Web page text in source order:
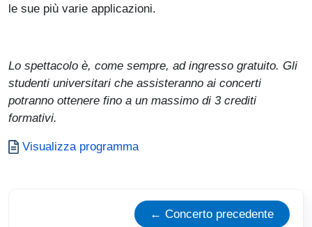
le sue più varie applicazioni.
Lo spettacolo è, come sempre, ad ingresso gratuito. Gli
studenti universitari che assisteranno ai concerti
potranno ottenere fino a un massimo di 3 crediti
formativi.
Document
Visualizza programma
← Concerto precedente